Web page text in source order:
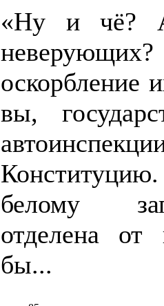
«Ну и чё?
оскорбление
вы,
белому
отделена от
бы...